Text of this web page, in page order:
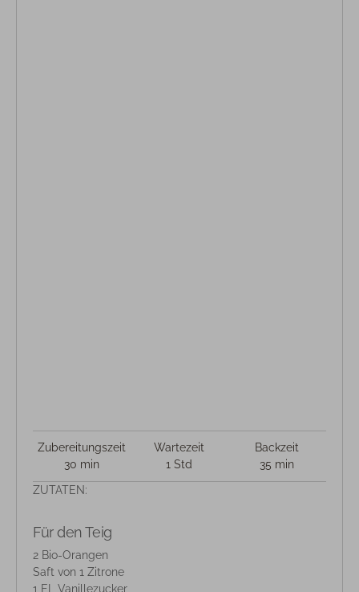
Zubereitungszeit
30 min
Wartezeit
1 Std
Backzeit
35 min
ZUTATEN:
Für den Teig
2 Bio-Orangen
Saft von 1 Zitrone
1 EL Vanillezucker